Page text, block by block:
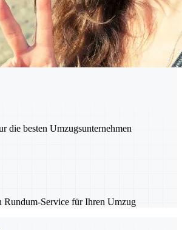
die besten Umzugsunternehmen
Rundum-Service für Ihren Umzug